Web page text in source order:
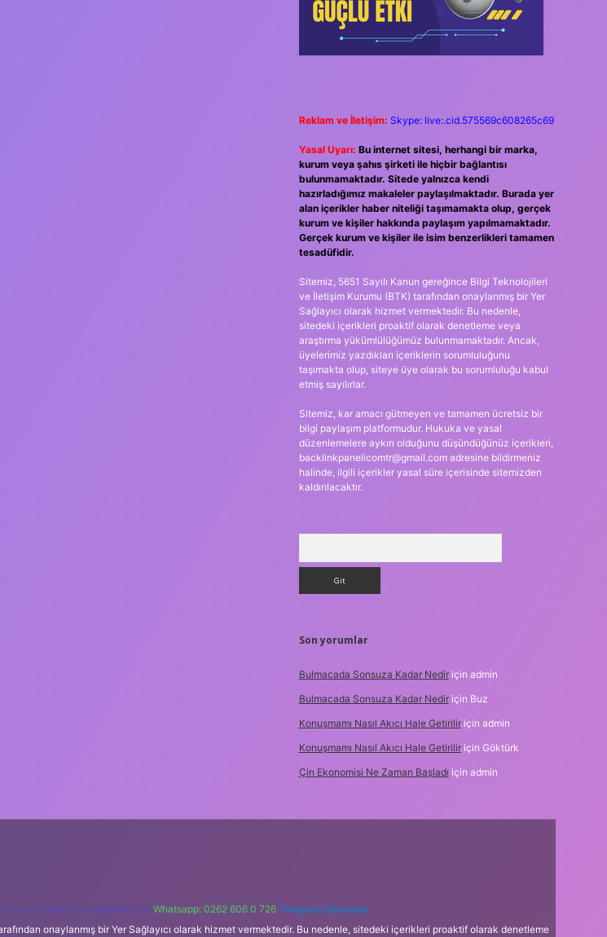
Reklam ve İletişim: Skype: live:.cid.575569c608265c69
Yasal Uyarı: Bu internet sitesi, herhangi bir marka,
kurum veya şahıs şirketi ile hiçbir bağlantısı
bulunmamaktadır. Sitede yalnızca kendi
hazırladığımız makaleler paylaşılmaktadır. Burada yer
alan içerikler haber niteliği taşımamakta olup, gerçek
kurum ve kişiler hakkında paylaşım yapılmamaktadır.
Gerçek kurum ve kişiler ile isim benzerlikleri tamamen
tesadüfidir.
Sitemiz, 5651 Sayılı Kanun gereğince Bilgi Teknolojileri
ve İletişim Kurumu (BTK) tarafından onaylanmış bir Yer
Sağlayıcı olarak hizmet vermektedir. Bu nedenle,
sitedeki içerikleri proaktif olarak denetleme veya
araştırma yükümlülüğümüz bulunmamaktadır. Ancak,
üyelerimiz yazdıkları içeriklerin sorumluluğunu
taşımakta olup, siteye üye olarak bu sorumluluğu kabul
etmiş sayılırlar.
Sitemiz, kar amacı gütmeyen ve tamamen ücretsiz bir
bilgi paylaşım platformudur. Hukuka ve yasal
düzenlemelere aykırı olduğunu düşündüğünüz içerikleri,
backlinkpanelicomtr@gmail.comadresine bildirmeniz
halinde, ilgili içerikler yasal süre içerisinde sitemizden
kaldırılacaktır.
Son yorumlar
Bulmacada Sonsuza Kadar Nediriçin admin
Bulmacada Sonsuza Kadar Nediriçin Buz
Konuşmamı Nasıl Akıcı Hale Getiriliriçin admin
Konuşmamı Nasıl Akıcı Hale Getiriliriçin Göktürk
Çin Ekonomisi Ne Zaman Başladı için admin
Teams: forumhizmeti@gmail.com Whatsapp: 0262 606 0 726 Telegram: @karabul
onaylanmış bir Yer Sağlayıcı olarak hizmet vermektedir. Bu nedenle, sitedeki içerikleri proaktif olarak denetleme